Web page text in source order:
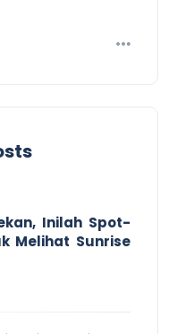
Inilah Spot-
Melihat Sunrise